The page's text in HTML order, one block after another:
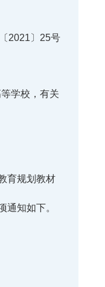
2021〕25号
学校，有关
育规划教材
通知如下。